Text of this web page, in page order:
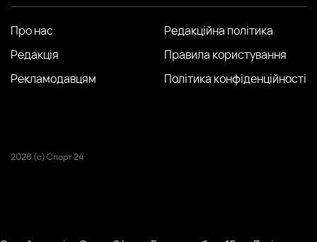
Про нас
Редакція
Рекламодавцям
Редакційна політика
Правила користування
Політика конфіденційності
2026 (с) Спорт 24